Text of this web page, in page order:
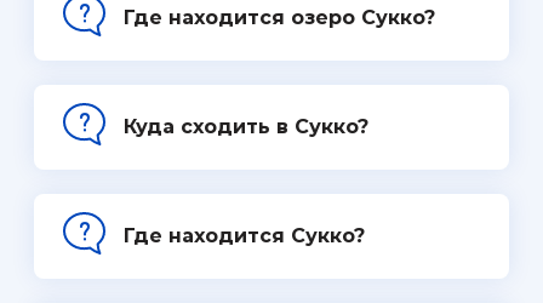
Где находится озеро Сукко?
Куда сходить в Сукко?
Где находится Сукко?